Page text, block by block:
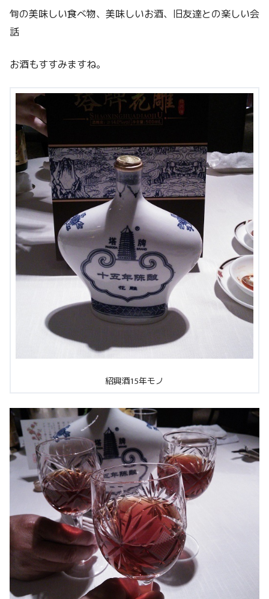
旬の美味しい食べ物、美味しいお酒、旧友達との楽しい会
話
お酒もすすみますね。
紹興酒15年モノ